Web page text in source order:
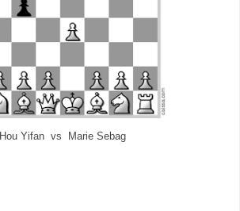
Hou Yifan vs Marie Sebag